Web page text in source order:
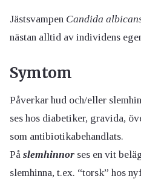
Jästsvampen Candida
nästan alltid av individens
Symtom
Påverkar hud och/eller
ses hos diabetiker, gravida,
som antibiotikabehandlats.
På slemhinnor ses en vit
slemhinna, t.ex. “torsk” hos